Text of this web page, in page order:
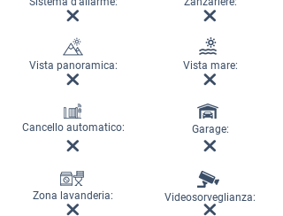
Vista panoramica:
Cancello automatico:
Zona lavanderia:
Vista mare:
Garage:
Videosorveglianza: